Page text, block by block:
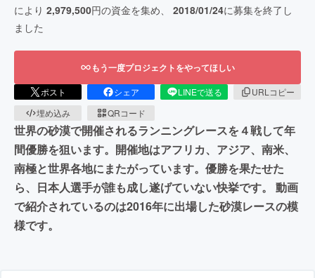
により 2,979,500円の資金を集め、 2018/01/24に募集を終了し
ました
もう一度プロジェクトをやってほしい
ポスト シェア LINEで送る
URLコピー
埋め込み
QRコード
世界の砂漠で開催されるランニングレースを４戦して年
間優勝を狙います。開催地はアフリカ、アジア、南米、
南極と世界各地にまたがっています。優勝を果たせた
ら、日本人選手が誰も成し遂げていない快挙です。 動画
で紹介されているのは2016年に出場した砂漠レースの模
様です。